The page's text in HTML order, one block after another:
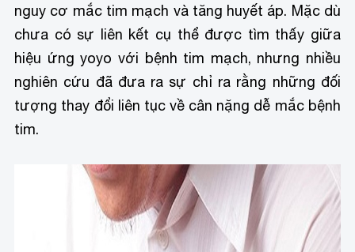
nguy cơ mắc tim mạch và tăng huyết áp. Mặc dù
chưa có sự liên kết cụ thể được tìm thấy giữa
hiệu ứng yoyo với bệnh tim mạch, nhưng nhiều
nghiên cứu đã đưa ra sự chỉ ra rằng những đối
tượng thay đổi liên tục về cân nặng dễ mắc bệnh
tim.